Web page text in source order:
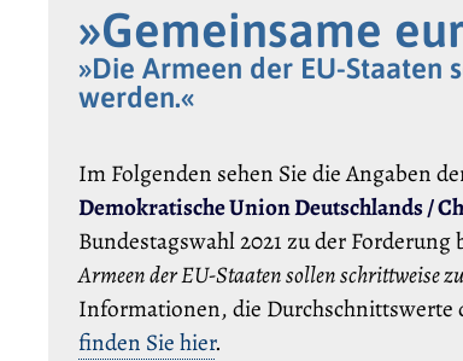
»Gemeinsame
»Die Armeen der EU-
werden.«
Im Folgenden sehen Sie die Angaben
Demokratische Union Deutschlands /
Bundestagswahl 2021 zu der Forderung
Armeen der EU-Staaten sollen schrittweise
Informationen, die
finden Sie hier.